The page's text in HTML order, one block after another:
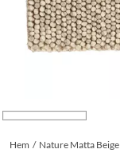
Hem Nature Matta Beige